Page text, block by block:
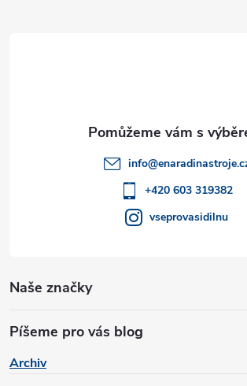
Naše značky
Píšeme pro vás blog
Archiv
info@
+420 603 319382
vseprovasidilnu